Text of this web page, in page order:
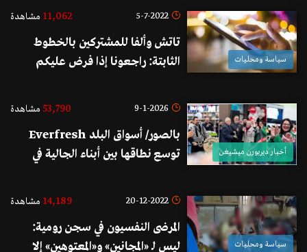
عدلي لا امكانيّة لاخلاء سبيل ضاهر
سياسة ومحليات
5-7-2022
11,062 مشاهدة
تاتش وألفا للمشتركين بالخطوط
الثابتة: راجعونا إذا فرض عليكم
الأميركي ونحن سنتخذ التدابير اللازمة
أخبار ديربورن ميشيغن
9-1-2026
53,790 مشاهدة
بالصور/ أسواق البلد Everfresh
توسع نطاقها بين أبناء الجالية في
صاخب جمع نخبة من الشخصيات
سياسة ومحليات
20-12-2022
14,189 مشاهدة
المرضى النفسيون في سجن رومية:
ليس لـ «المجانين» و«المعتوهين» إلا